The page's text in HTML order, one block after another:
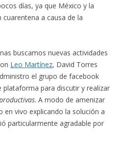
días, ya que México y la
a causa de la
buscamos nuevas actividades
Leo Martínez, David Torres
el grupo de facebook
plataforma para discutir y realizar
. A modo de amenizar
en vivo explicando la solución a
particularmente agradable por